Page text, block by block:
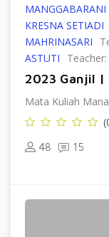
MANGGABARANI
KRESNA SETIADI
MAHRINASARI
ASTUTI
Teacher:
2023 Ganjil |
Mata Kuliah
48 15